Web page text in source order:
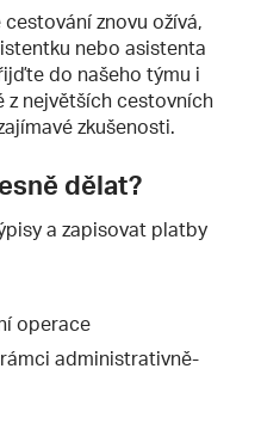
znovu ožívá,
nebo asistenta
do našeho týmu i
z největších cestovních
zkušenosti.
dělat?
a zapisovat platby
operace
administrativně-